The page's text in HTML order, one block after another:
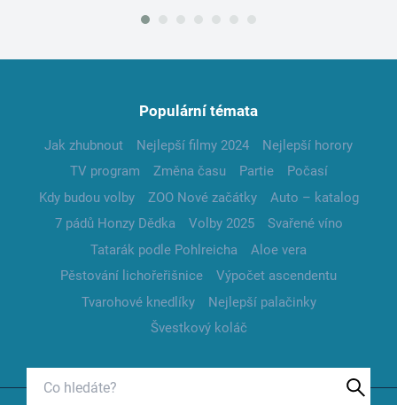
Populární témata
Jak zhubnout Nejlepší filmy 2024
Nejlepší horory
TV program
Změna času Partie
Počasí
Kdy budou volby
ZOO Nové začátky
Auto – katalog
7 pádů Honzy Dědka
Volby 2025
Svařené víno
Tatarák podle Pohlreicha
Aloe vera
Pěstování lichořeřišnice
Výpočet ascendentu
Tvarohové knedlíky
Nejlepší palačinky
Švestkový koláč